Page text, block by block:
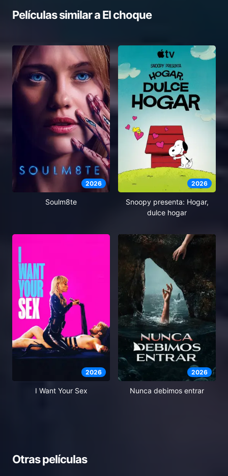
Películas similar aEl choque
2026
Soulm8te
2026
Snoopy presenta: Hogar,
dulce hogar
2026
I Want Your Sex
2026
Nunca debimos entrar
Otras películas